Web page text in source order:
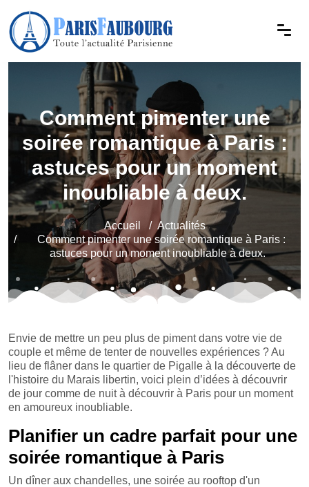
Comment pimenter une
soirée romantique à Paris :
astuces pour un moment
inoubliable à deux.
Accueil
Actualités
Comment pimenter une soirée romantique à Paris :
astuces pour un moment inoubliable à deux.
Envie de mettre un peu plus de piment dans votre vie de
couple et même de tenter de nouvelles expériences ? Au
lieu de flâner dans le quartier de Pigalle à la découverte de
l'histoire du Marais libertin, voici plein d’idées à découvrir
de jour comme de nuit à découvrir à Paris pour un moment
en amoureux inoubliable.
Planifier un cadre parfait pour une
soirée romantique à Paris
Un dîner aux chandelles, une soirée au rooftop d'un